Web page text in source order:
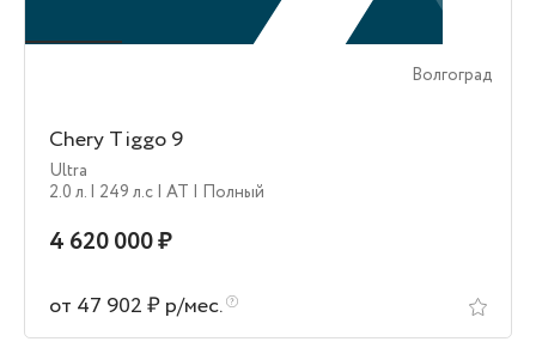
Волгоград
Chery Tiggo 9
Ultra
2.0 л. | 249 л.c | AT | Полный
4 620 000 ₽
от 47 902 ₽ р/мес.